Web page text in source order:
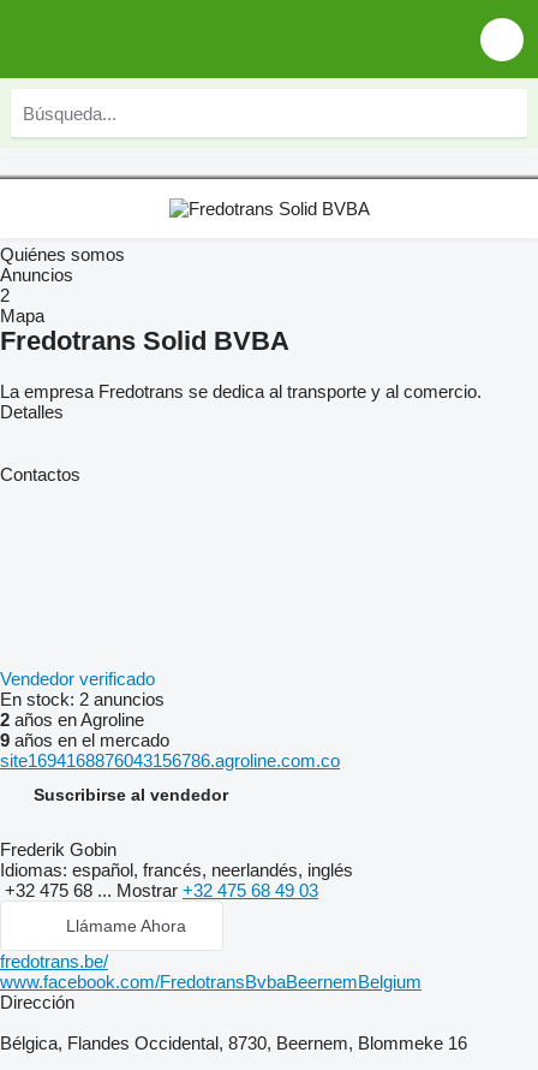
Quiénes somos
Anuncios
2
Mapa
Fredotrans Solid BVBA
La empresa Fredotrans se dedica al transporte y al comercio.
Detalles
Contactos
Vendedor verificado
En stock: 2 anuncios
2 años en Agroline
9 años en el mercado
site1694168876043156786.agroline.com.co
Suscribirse al vendedor
Frederik Gobin
Idiomas: español, francés, neerlandés, inglés
+32 475 68 ... Mostrar +32 475 68 49 03
Llámame Ahora
fredotrans.be/
www.facebook.com/FredotransBvbaBeernemBelgium
Dirección
Bélgica, Flandes Occidental, 8730, Beernem, Blommeke 16